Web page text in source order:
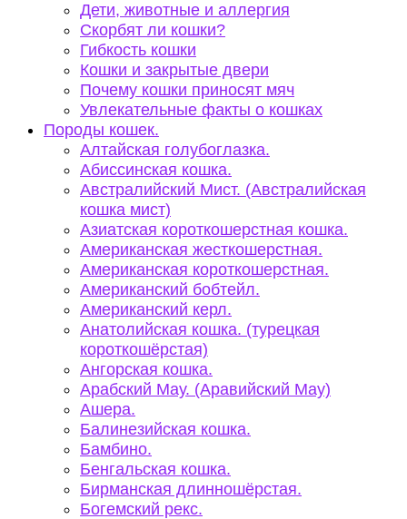
Дети, животные и аллергия
Скорбят ли кошки?
Гибкость кошки
Кошки и закрытые двери
Почему кошки приносят мяч
Увлекательные факты о кошках
Породы кошек.
Алтайская голубоглазка.
Абиссинская кошка.
Австралийский Мист. (Австралийская
кошка мист)
Азиатская короткошерстная кошка.
Американская жесткошерстная.
Американская короткошерстная.
Американский бобтейл.
Американский керл.
Анатолийская кошка. (турецкая
короткошёрстая)
Ангорская кошка.
Арабский Мау. (Аравийский Мау)
Ашера.
Балинезийская кошка.
Бамбино.
Бенгальская кошка.
Бирманская длинношёрстая.
Богемский рекс.